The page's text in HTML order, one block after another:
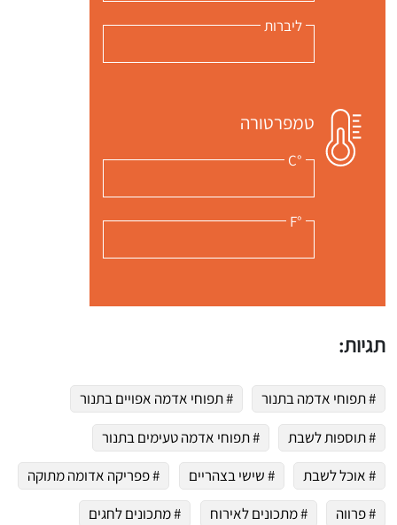
ליברות
טמפרטורה
°C
°F
תגיות:
# תפוחי אדמה בתנור
# תפוחי אדמה אפויים בתנור
# תוספות לשבת
# תפוחי אדמה טעימים בתנור
# אוכל לשבת
# שישי בצהריים
# פפריקה אדומה מתוקה
# פרווה
# מתכונים לאירוח
# מתכונים לחגים